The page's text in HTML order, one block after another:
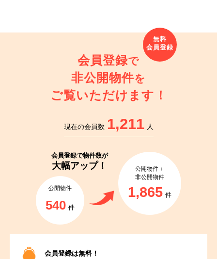
会員登録で
非公開物件を
ご覧いただけます！
現在の会員数 1,211 人
会員登録で物件数が
大幅アップ！
公開物件
540 件
公開物件＋
非公開物件
1,865 件
会員登録は無料！